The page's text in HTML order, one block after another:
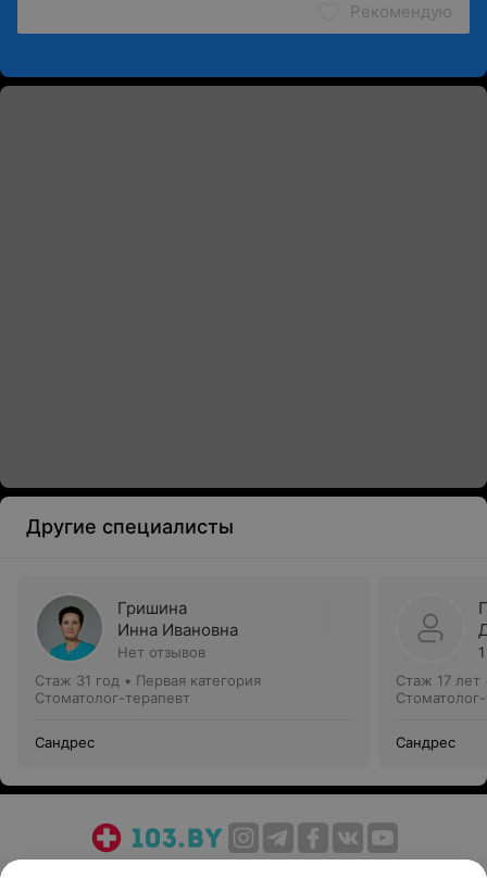
Рекомендую
Другие специалисты
Гришина
Инна Ивановна
Нет отзывов
Стаж 31 год • Первая категория
Стоматолог-терапевт
Сандрес
Стаж 17 лет
Сандрес